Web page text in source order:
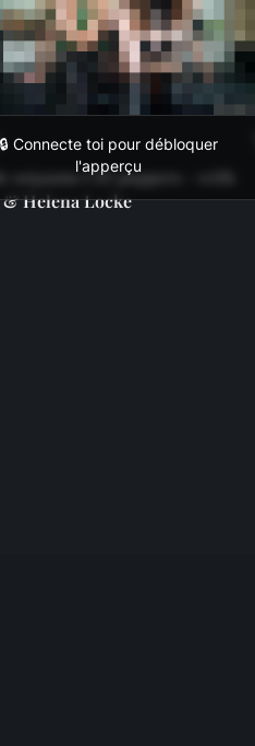
🔒 Connecte toi pour débloquer
l'apperçu
orgasms CEI poppers - with
Helena Locke